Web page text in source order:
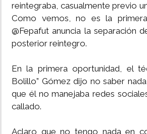
reintegraba, casualmente previo
Como vemos, no es la
@Fepafut anuncia la separación
posterior reintegro.
En la primera oportunidad, el
Bolillo” Gómez dijo no saber
que él no manejaba redes
callado.
Aclaro que no tengo nada en